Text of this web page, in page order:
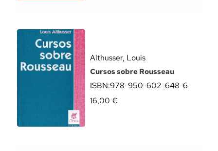
Althusser, Louis
Cursos sobre Rousseau
ISBN:978-950-602-648-6
16,00 €